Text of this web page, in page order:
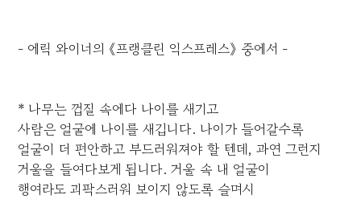
- 에릭 와이너의 《프랭클린 익스프레스》 중에서 -
* 나무는 껍질 속에다 나이를 새기고
사람은 얼굴에 나이를 새깁니다. 나이가 들어갈수록
얼굴이 더 편안하고 부드러워져야 할 텐데, 과연 그런지
거울을 들여다보게 됩니다. 거울 속 내 얼굴이
행여라도 괴팍스러워 보이지 않도록 슬며시